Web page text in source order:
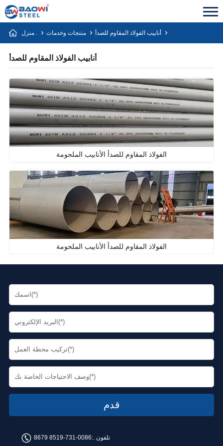
منزل . منتجات وخدمات أنابيب الفولاذ المقاوم للصدأ
أنابيب الفولاذ المقاوم للصدأ
الفولاذ المقاوم للصدأ الأنابيب الملحومة
الفولاذ المقاوم للصدأ الأنابيب الملحومة
تلفون .:0086-731-8519 8679